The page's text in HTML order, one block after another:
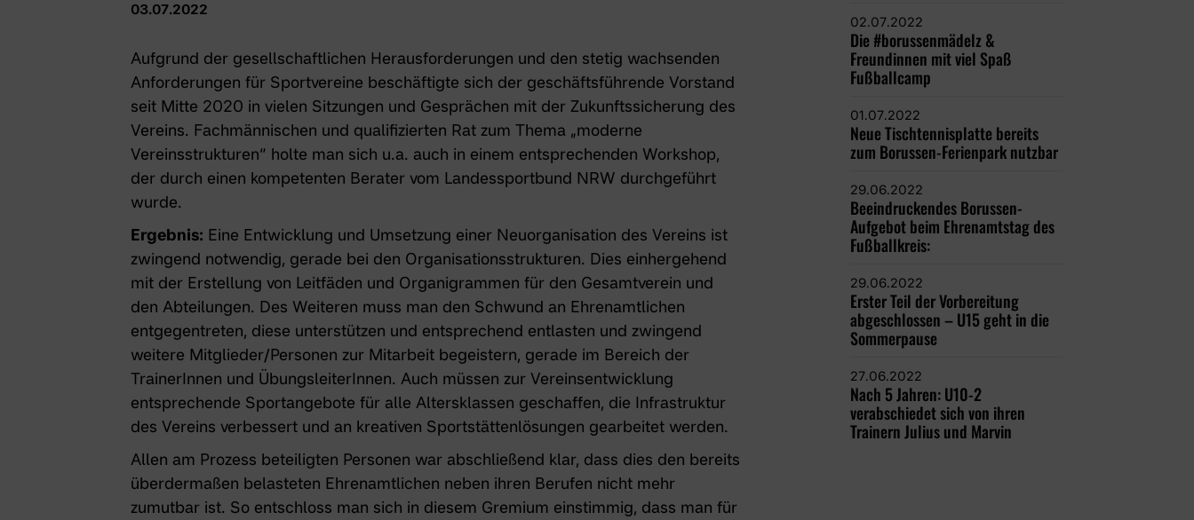
03.07.2022
Aufgrund der gesellschaftlichen Herausforderungen und den stetig wachsenden
Anforderungen für Sportvereine beschäftigte sich der geschäftsführende Vorstand
seit Mitte 2020 in vielen Sitzungen und Gesprächen mit der Zukunftssicherung des
Vereins. Fachmännischen und qualifizierten Rat zum Thema „moderne
Vereinsstrukturen“ holte man sich u.a. auch in einem entsprechenden Workshop,
der durch einen kompetenten Berater vom Landessportbund NRW durchgeführt
wurde.
Ergebnis: Eine Entwicklung und Umsetzung einer Neuorganisation des Vereins ist
zwingend notwendig, gerade bei den Organisationsstrukturen. Dies einhergehend
mit der Erstellung von Leitfäden und Organigrammen für den Gesamtverein und
den Abteilungen. Des Weiteren muss man den Schwund an Ehrenamtlichen
entgegentreten, diese unterstützen und entsprechend entlasten und zwingend
weitere Mitglieder/Personen zur Mitarbeit begeistern, gerade im Bereich der
TrainerInnen und ÜbungsleiterInnen. Auch müssen zur Vereinsentwicklung
entsprechende Sportangebote für alle Altersklassen geschaffen, die Infrastruktur
des Vereins verbessert und an kreativen Sportstättenlösungen gearbeitet werden.
Allen am Prozess beteiligten Personen war abschließend klar, dass dies den bereits
überdermaßen belasteten Ehrenamtlichen neben ihren Berufen nicht mehr
zumutbar ist. So entschloss man sich in diesem Gremium einstimmig, dass man für
02.07.2022
Die #borussenmädelz &
Freundinnen mit viel Spaß
Fußballcamp
01.07.2022
Neue Tischtennisplatte bereits
zum Borussen-Ferienpark nutzbar
29.06.2022
Beeindruckendes Borussen-
Aufgebot beim Ehrenamtstag des
Fußballkreis:
29.06.2022
Erster Teil der Vorbereitung
abgeschlossen – U15 geht in die
Sommerpause
27.06.2022
Nach 5 Jahren: U10-2
verabschiedet sich von ihren
Trainern Julius und Marvin